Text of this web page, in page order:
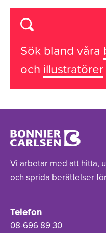
Sök bland våra
och illustratörer
Vi arbetar med att hitta,
och sprida berättelser
Telefon
08-696 89 30